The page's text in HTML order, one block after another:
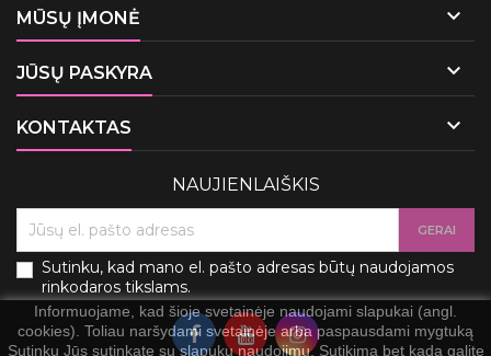
MŪSŲ ĮMONĖ 
JŪSŲ PASKYRA 
KONTAKTAS 
Informuojame, kad šioje svetainėje naudojami slapukai (angl.
cookies). Toliau naršydami svetainėje arba paspausdami mygtuką
Sutinku Jūs sutinkate su slapukų naudojimu. Sutikimą bet kada galite
NAUJIENLAIŠKIS
Sutinku, kad mano el. pašto adresas būtų naudojamos
rinkodaros tikslams.